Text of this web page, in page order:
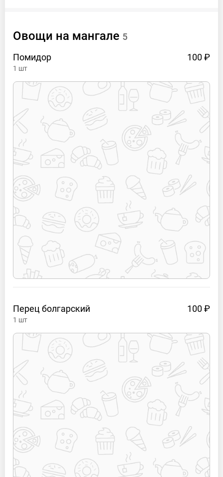
Овощи на мангале 5
Помидор
100 ₽
1 шт
Перец болгарский 100 ₽
1 шт